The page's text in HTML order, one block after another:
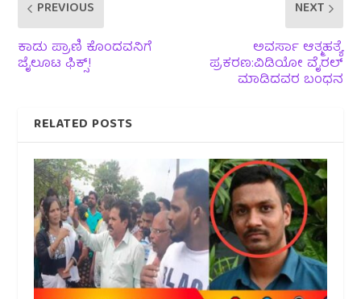
PREVIOUS
ಕಾಡು ಪ್ರಾಣಿ ಕೊಂದವನಿಗೆ
ಜೈಲೂಟ ಫಿಕ್ಸ್!
NEXT
ಅವರ್ಸಾ ಆತ್ಮಹತ್ಯೆ
ಪ್ರಕರಣ:ವಿಡಿಯೋ ವೈರಲ್
ಮಾಡಿದವರ ಬಂಧನ
RELATED POSTS